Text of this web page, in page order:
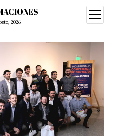
2026
abrir
menú